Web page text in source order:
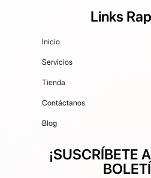
Links
Inicio
Servicios
Tienda
Contáctanos
Blog
¡SUSCRÍBETE